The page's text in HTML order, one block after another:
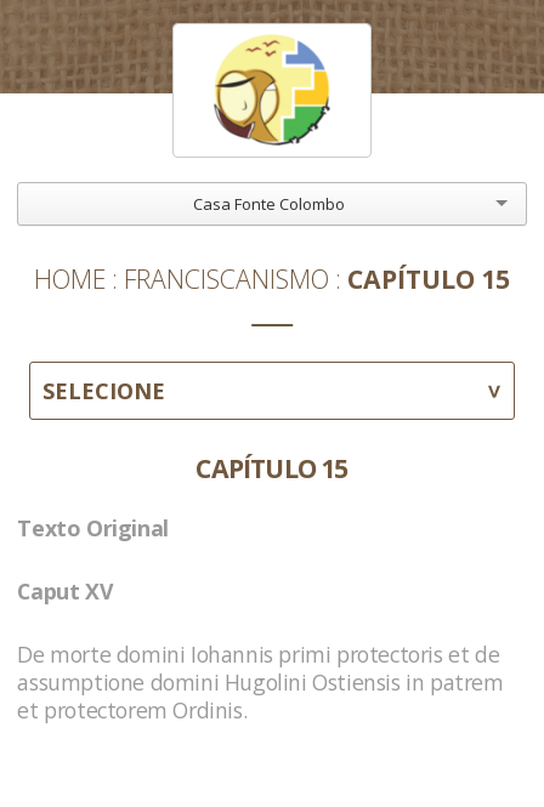
Casa Fonte Colombo
HOME FRANCISCANISMO CAPÍTULO 15
SELECIONE
CAPÍTULO 15
Texto Original
Caput XV
De morte domini Iohannis primi protectoris et de
assumptione domini Hugolini Ostiensis in patrem
et protectorem Ordinis.